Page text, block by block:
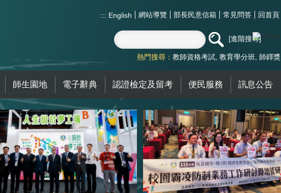
::: English 網站導覽 部長民意信箱 常見問答 回首頁
進階搜尋
熱門搜尋： 教師資格考試 教育學分班 師鐸獎
師生園地 電子辭典 認證檢定及留考 便民服務 訊息公告